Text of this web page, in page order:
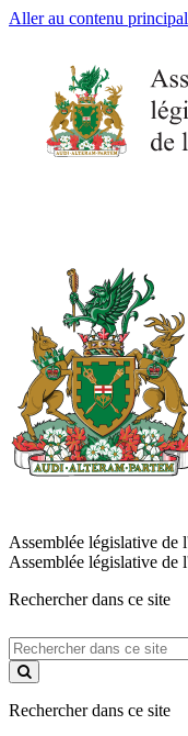
Aller au contenu principal
Assemblée législative de
Assemblée législative de
Rechercher dans ce site
Rechercher
dans
ce
Rechercher dans ce site